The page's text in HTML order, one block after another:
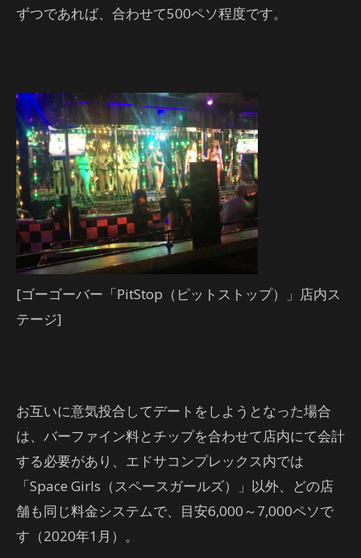
ずつであれば、合わせて500ペソ程度です。
[ゴーゴーバー「PitStop（ピットストップ）」店内ス
テージ]
お互いに意気投合してデートをしようとなった場合
は、バーファイン料とチップを合わせて店内にて会計
する必要があり、エドサコンプレックス内では
「Space Girls（スペースガールズ）」以外、どの店
舗も同じ料金システムで、目安6,000～7,000ペソで
す（2020年1月）。